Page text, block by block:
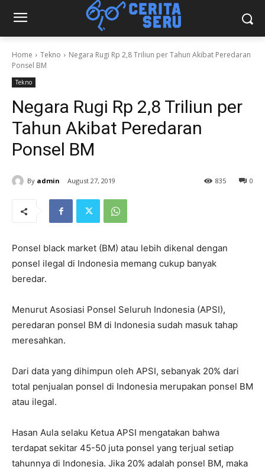
Home Tekno
Negara Rugi Rp 2,8 Triliun per Tahun Akibat Peredaran
Ponsel BM
Tekno
Negara Rugi Rp 2,8 Triliun per
Tahun Akibat Peredaran
Ponsel BM
By admin August 27, 2019 0
835
Ponsel black market (BM) atau lebih dikenal dengan
ponsel ilegal di Indonesia memang cukup banyak
beredar.
Menurut Asosiasi Ponsel Seluruh Indonesia (APSI),
peredaran ponsel BM di Indonesia sudah masuk tahap
meresahkan.
Dari data yang dihimpun oleh APSI, sebanyak 20% dari
total penjualan ponsel di Indonesia merupakan ponsel BM
atau ilegal.
Hasan Aula selaku Ketua APSI mengatakan bahwa
terdapat sekitar 45-50 juta ponsel yang terjual setiap
tahunnya di Indonesia. Jika 20% adalah ponsel BM, maka